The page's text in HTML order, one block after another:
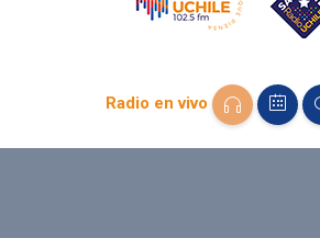
Radio en vivo